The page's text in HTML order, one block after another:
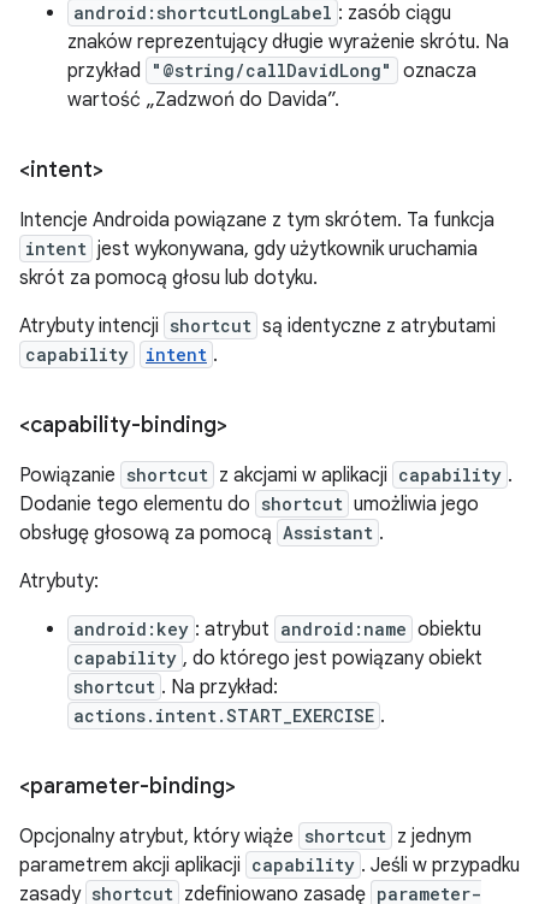
android:shortcutLongLabel : zasób ciągu
znaków reprezentujący długie wyrażenie skrótu. Na
przykład
"@string/callDavidLong"
oznacza
wartość „Zadzwoń do Davida”.
<intent>
Intencje Androida powiązane z tym skrótem. Ta funkcja
intent jest wykonywana, gdy użytkownik uruchamia
skrót za pomocą głosu lub dotyku.
Atrybuty intencji shortcut są identyczne z atrybutami
capability intent .
<capability-binding>
Powiązanie shortcut z akcjami w aplikacji capability .
Dodanie tego elementu do shortcut umożliwia jego
obsługę głosową za pomocą Assistant .
Atrybuty:
android:key : atrybut android:name obiektu
capability , do którego jest powiązany obiekt
shortcut . Na przykład:
actions.intent.START_EXERCISE .
<parameter-binding>
Opcjonalny atrybut, który wiąże shortcut z jednym
parametrem akcji aplikacji capability . Jeśli w przypadku
zasady shortcut zdefiniowano zasadę parameter-